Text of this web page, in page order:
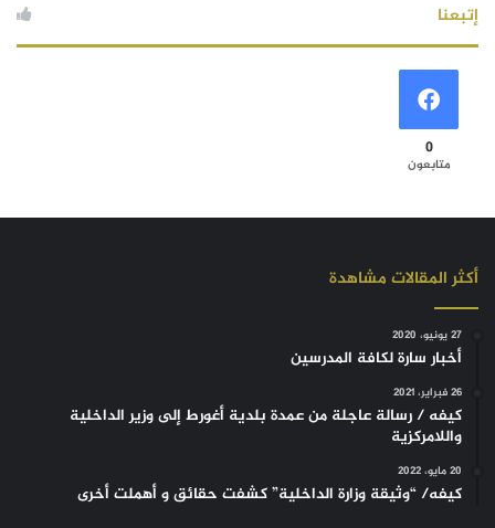
إتبعنا
0
متابعون
أكثر المقالات مشاهدة
27 يونيو، 2020
أخبار سارة لكافة المدرسين
26 فبراير، 2021
كيفه / رسالة عاجلة من عمدة بلدية أغورط إلى وزير الداخلية
واللامركزية
20 مايو، 2022
كيفه/ “وثيقة وزارة الداخلية” كشفت حقائق و أهملت أخرى